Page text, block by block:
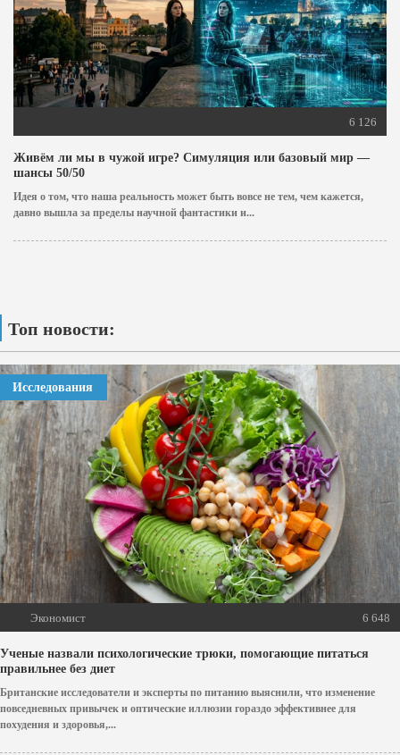
6 126
Живём ли мы в чужой игре? Симуляция или базовый мир —
шансы 50/50
Идея о том, что наша реальность может быть вовсе не тем, чем кажется,
давно вышла за пределы научной фантастики и...
Топ новости:
Исследования
Экономист 6 648
Ученые назвали психологические трюки, помогающие питаться
правильнее без диет
Британские исследователи и эксперты по питанию выяснили, что изменение
повседневных привычек и оптические иллюзии гораздо эффективнее для
похудения и здоровья,...